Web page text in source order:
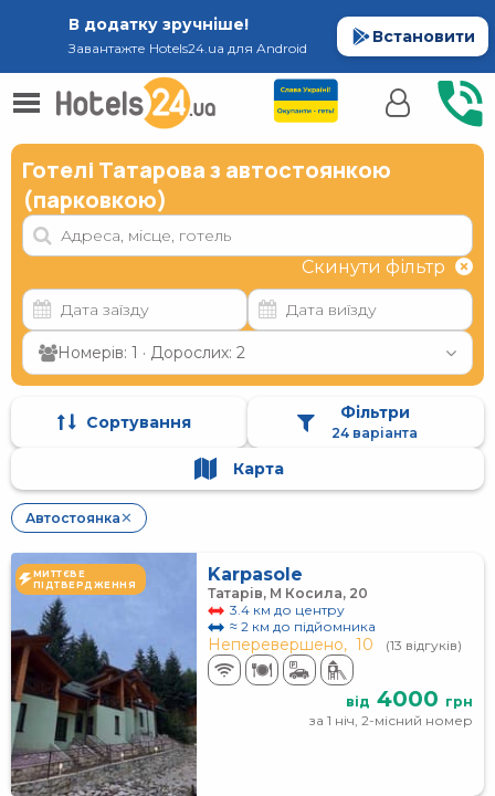
В додатку зручніше!
Завантажте Hotels24.ua для Android
Встановити
Готелі Татарова з автостоянкою
(парковкою)
Скинути фільтр
Номерів: 1 · Дорослих: 2
Сортування Фільтри
24 варіанта
Карта
Автостоянка ✕
МИТТЄВЕ
ПІДТВЕРДЖЕННЯ
Karpasole
Татарів, М Косила, 20
3.4 км до центру
≈ 2 км до підйомника
Неперевершено, 10 (13 відгуків)
від 4000 грн
за 1 ніч, 2-місний номер